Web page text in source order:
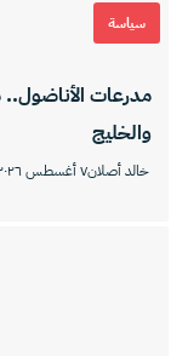
سياسة
مدرعات الأناضول..
والخليج
خالد أصلان٧ أغسطس ٢٠٢٦